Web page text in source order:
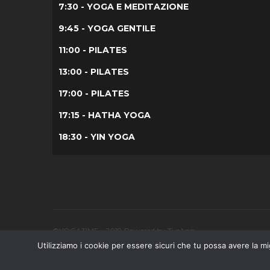
7:30 - YOGA E MEDITAZIONE
9:45 - YOGA GENTILE
11:00 - PILATES
13:00 - PILATES
17:00 - PILATES
17:15 - HATHA YOGA
18:30 - YIN YOGA
©YOGATIME - 2018 Powered by TurApp
Utilizziamo i cookie per essere sicuri che tu possa avere la